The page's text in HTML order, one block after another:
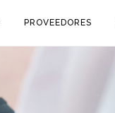
PROVEEDORES